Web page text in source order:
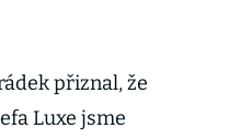
přiznal, že
Luxe jsme